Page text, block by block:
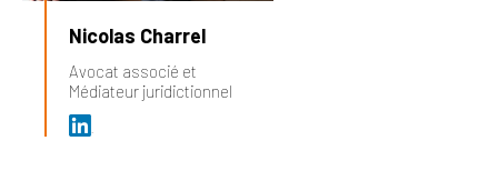
Nicolas Charrel
Avocat associé et
Médiateur juridictionnel